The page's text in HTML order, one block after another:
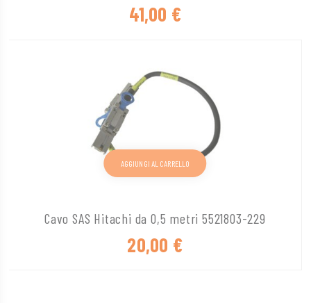
41,00 €
Cavo SAS Hitachi da 0,5 metri 5521803-229
20,00 €
AGGIUNGI AL CARRELLO